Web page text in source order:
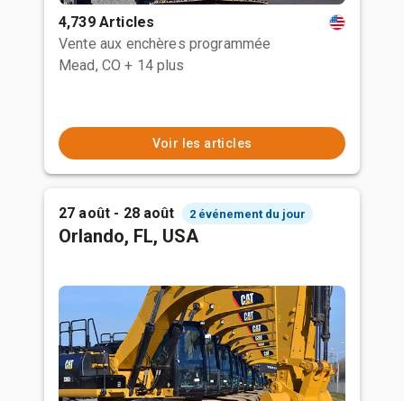
4,739 Articles
Vente aux enchères programmée
Mead, CO + 14 plus
Voir les articles
27 août - 28 août 2 événement du jour
Orlando, FL, USA